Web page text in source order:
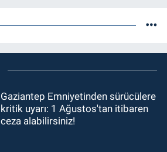
Gaziantep Emniyetinden sürücülere
kritik uyarı: 1 Ağustos'tan itibaren
ceza alabilirsiniz!